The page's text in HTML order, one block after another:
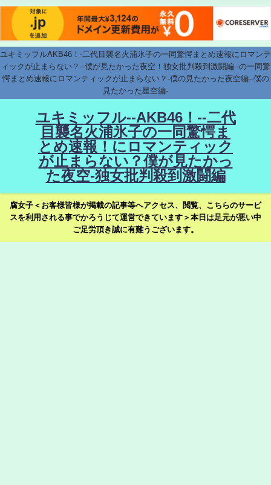
ユキミッフルAKB46！-二代目襲名火浦氷子の一同驚愕まとめ速報にロマンテ
ィックが止まらない？--僕が見たかった夜空！独女批判殺到激闘編--の一同驚
愕まとめ速報にロマンティックが止まらない？-僕の見たかった夜空編--僕の
見たかった星空編-
ユキミッフル--AKB46！--二代
目襲名火浦氷子の一同驚愕ま
とめ速報！にロマンティック
が止まらない？僕が見たかっ
た夜空-独女批判殺到激闘編
腐女子＜お客様皆様が掲載の記事等へアクセス、閲覧、こちらのサービ
スを利用される事でかろうじて運営できています＞本日は足元が悪い中
ご足労頂き誠に有難うございます。